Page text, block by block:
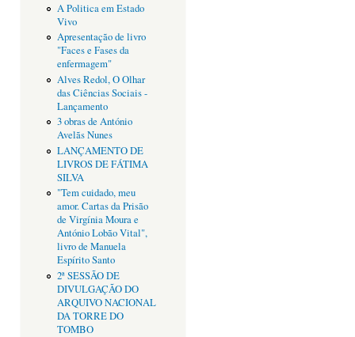
A Politica em Estado
Vivo
Apresentação de livro
"Faces e Fases da
enfermagem"
Alves Redol, O Olhar
das Ciências Sociais -
Lançamento
3 obras de António
Avelãs Nunes
LANÇAMENTO DE
LIVROS DE FÁTIMA
SILVA
"Tem cuidado, meu
amor. Cartas da Prisão
de Virgínia Moura e
António Lobão Vital",
livro de Manuela
Espírito Santo
2ª SESSÃO DE
DIVULGAÇÃO DO
ARQUIVO NACIONAL
DA TORRE DO
TOMBO